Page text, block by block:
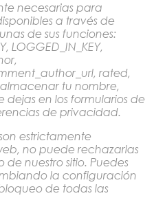
necesarias para
a través de
de sus funciones:
LOGGED_IN_KEY,
rated,
tu nombre,
dejas en los formularios de
de privacidad.
estrictamente
no puede rechazarlas
nuestro sitio. Puedes
la configuración
de todas las